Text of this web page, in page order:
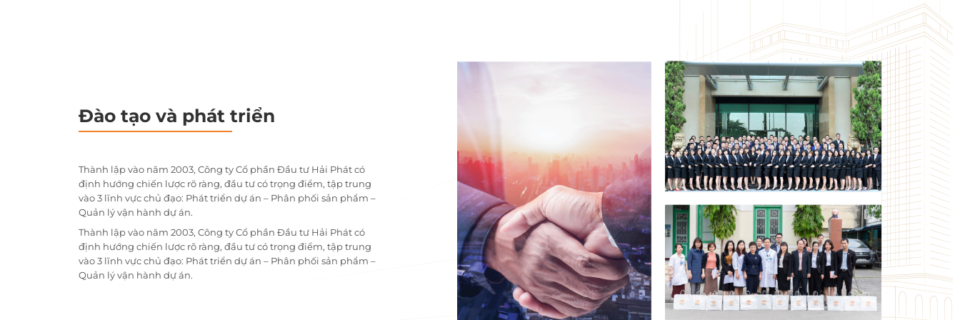
Đào tạo và phát triển
Thành lập vào năm 2003, Công ty Cổ phần Đầu tư Hải Phát có
định hướng chiến lược rõ ràng, đầu tư có trọng điểm, tập trung
vào 3 lĩnh vực chủ đạo: Phát triển dự án – Phân phối sản phẩm –
Quản lý vận hành dự án.
Thành lập vào năm 2003, Công ty Cổ phần Đầu tư Hải Phát có
định hướng chiến lược rõ ràng, đầu tư có trọng điểm, tập trung
vào 3 lĩnh vực chủ đạo: Phát triển dự án – Phân phối sản phẩm –
Quản lý vận hành dự án.